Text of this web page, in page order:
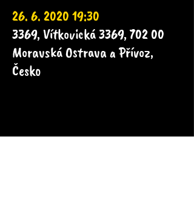
26. 6. 2020 19:30
3369, Vítkovická 3369, 702 00
Moravská Ostrava a Přívoz,
Česko